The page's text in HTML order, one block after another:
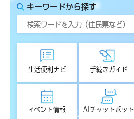
キーワードから探す
生活便利ナビ 手続きガイド
イベント情報 AIチャットボット